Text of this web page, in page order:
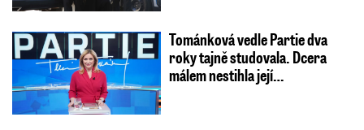
Tománková vedle Partie dva
roky tajně studovala. Dcera
málem nestihla její…